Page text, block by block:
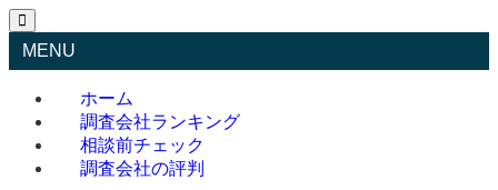
MENU
ホーム
調査会社ランキング
相談前チェック
調査会社の評判